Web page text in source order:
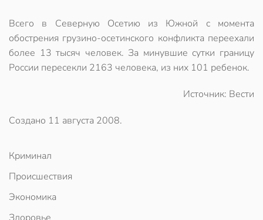
Всего в Северную Осетию из Южной с момента
обострения грузино-осетинского конфликта переехали
более 13 тысяч человек. За минувшие сутки границу
России пересекли 2163 человека, из них 101 ребенок.
Источник: Вести
Создано 11 августа 2008.
Криминал
Происшествия
Экономика